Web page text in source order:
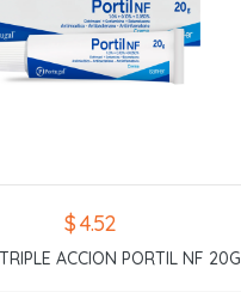
$ 4.52
ACCION PORTIL NF 20G